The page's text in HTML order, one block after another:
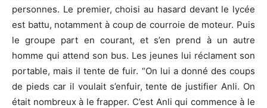
personnes. Le premier, choisi au hasard devant le lycée
est battu, notamment à coup de courroie de moteur. Puis
le groupe part en courant, et s’en prend à un autre
homme qui attend son bus. Les jeunes lui réclament son
portable, mais il tente de fuir. “On lui a donné des coups
de pieds car il voulait s’enfuir, tente de justifier Anli. On
était nombreux à le frapper. C’est Anli qui commence à le